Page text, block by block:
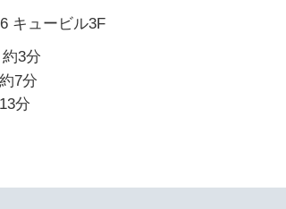
キュービル3F
3分
7分
分